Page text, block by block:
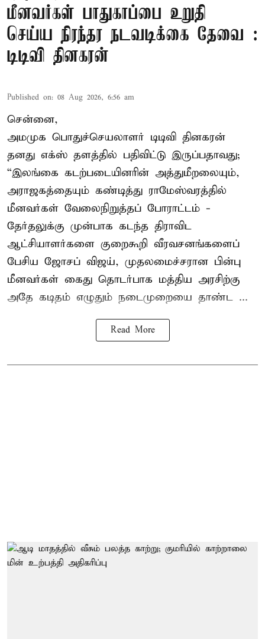
மீனவர்கள் பாதுகாப்பை உறுதி
செய்ய நிரந்தர நடவடிக்கை தேவை :
டிடிவி தினகரன்
Published on: 08 Aug 2026, 6:56 am
சென்னை,
அமமுக பொதுச்செயலாளர் டிடிவி தினகரன்
தனது எக்ஸ் தளத்தில் பதிவிட்டு இருப்பதாவது;
“இலங்கை கடற்படையினரின் அத்துமீறலையும்,
அராஜகத்தையும் கண்டித்து ராமேஸ்வரத்தில்
மீனவர்கள் வேலைநிறுத்தப் போராட்டம் -
தேர்தலுக்கு முன்பாக கடந்த திராவிட
ஆட்சியாளர்களை குறைகூறி வீரவசனங்களைப்
பேசிய ஜோசப் விஜய், முதலமைச்சரான பின்பு
மீனவர்கள் கைது தொடர்பாக மத்திய அரசிற்கு
அதே கடிதம் எழுதும் நடைமுறையை தாண்ட ...
Read More